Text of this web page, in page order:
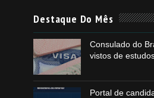
Destaque Do Mês
Consulado do
vistos de
Portal de